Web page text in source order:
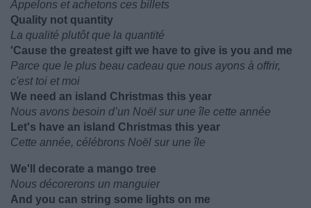
Appelons et achetons ces billets
Quality not quantity
La qualité plutôt que la quantité
'Cause the greatest gift we have to give is you and me
Parce que le plus beau cadeau que nous ayons à offrir,
c'est toi et moi
We need an island Christmas this year
Nous avons besoin d’un Noël sur une île cette année
Let's have an island Christmas this year
Cette année, célébrons Noël sur une île
We'll decorate a mango tree
Nous décorerons un manguier
And you can string some lights on me